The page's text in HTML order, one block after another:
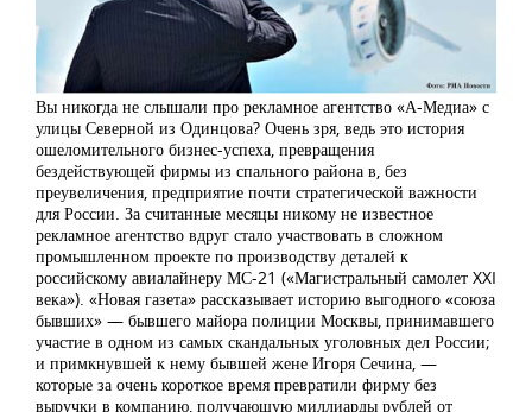
Вы никогда не слышали про рекламное агентство «А-Медиа» с
улицы Северной из Одинцова? Очень зря, ведь это история
ошеломительного бизнес-успеха, превращения
бездействующей фирмы из спального района в, без
преувеличения, предприятие почти стратегической важности
для России. За считанные месяцы никому не известное
рекламное агентство вдруг стало участвовать в сложном
промышленном проекте по производству деталей к
российскому авиалайнеру МС-21 («Магистральный самолет XXI
века»). «Новая газета» рассказывает историю выгодного «союза
бывших» — бывшего майора полиции Москвы, принимавшего
участие в одном из самых скандальных уголовных дел России;
и примкнувшей к нему бывшей жене Игоря Сечина, —
которые за очень короткое время превратили фирму без
выручки в компанию, получающую миллиарды рублей от